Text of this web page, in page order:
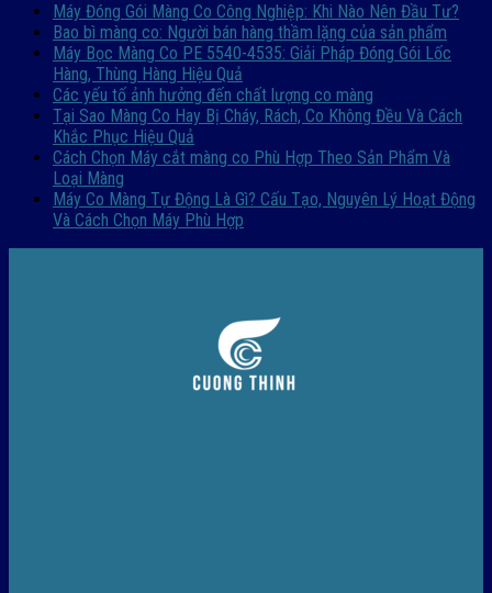
Máy Đóng Gói Màng Co Công Nghiệp: Khi Nào Nên Đầu Tư?
Bao bì màng co: Người bán hàng thầm lặng của sản phẩm
Máy Bọc Màng Co PE 5540-4535: Giải Pháp Đóng Gói Lốc
Hàng, Thùng Hàng Hiệu Quả
Các yếu tố ảnh hưởng đến chất lượng co màng
Tại Sao Màng Co Hay Bị Cháy, Rách, Co Không Đều Và Cách
Khắc Phục Hiệu Quả
Cách Chọn Máy cắt màng co Phù Hợp Theo Sản Phẩm Và
Loại Màng
Máy Co Màng Tự Động Là Gì? Cấu Tạo, Nguyên Lý Hoạt Động
Và Cách Chọn Máy Phù Hợp